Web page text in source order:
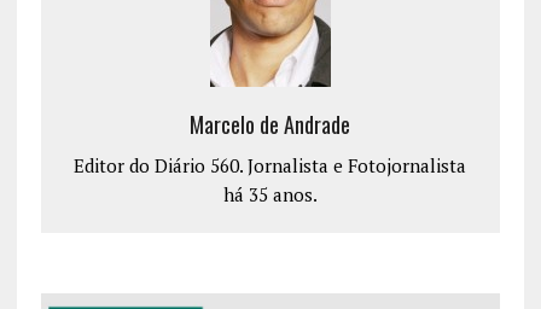
Marcelo de Andrade
Editor do Diário 560. Jornalista e Fotojornalista
há 35 anos.